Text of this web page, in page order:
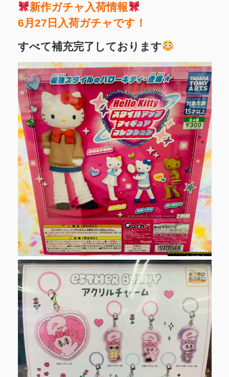
新作ガチャ入荷情報
6月27日入荷ガチャです！
すべて補充完了しております